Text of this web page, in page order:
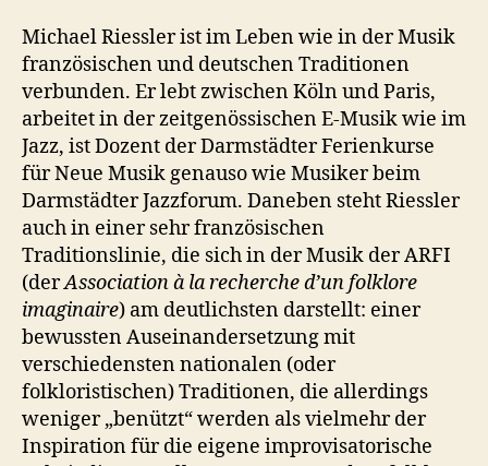
Michael Riessler ist im Leben wie in der Musik
französischen und deutschen Traditionen
verbunden. Er lebt zwischen Köln und Paris,
arbeitet in der zeitgenössischen E-Musik wie im
Jazz, ist Dozent der Darmstädter Ferienkurse
für Neue Musik genauso wie Musiker beim
Darmstädter Jazzforum. Daneben steht Riessler
auch in einer sehr französischen
Traditionslinie, die sich in der Musik der ARFI
(derAssociation à la recherche d’un folklore
imaginaire) am deutlichsten darstellt: einer
bewussten Auseinandersetzung mit
verschiedensten nationalen (oder
folkloristischen) Traditionen, die allerdings
weniger „benützt“ werden als vielmehr der
Inspiration für die eigene improvisatorische